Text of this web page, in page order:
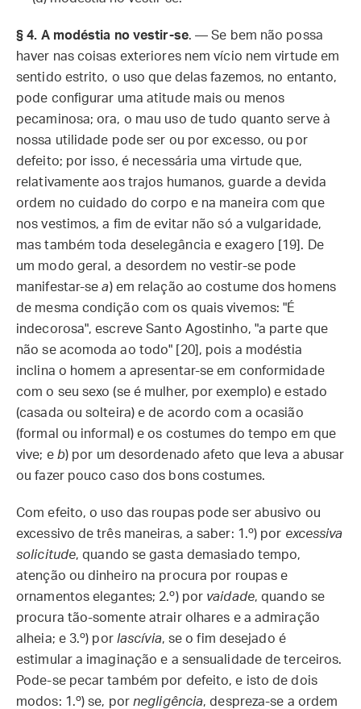
§ 4. A modéstia no vestir-se. — Se bem não possa
haver nas coisas exteriores nem vício nem virtude em
sentido estrito, o uso que delas fazemos, no entanto,
pode configurar uma atitude mais ou menos
pecaminosa; ora, o mau uso de tudo quanto serve à
nossa utilidade pode ser ou por excesso, ou por
defeito; por isso, é necessária uma virtude que,
relativamente aos trajos humanos, guarde a devida
ordem no cuidado do corpo e na maneira com que
nos vestimos, a fim de evitar não só a vulgaridade,
mas também toda deselegância e exagero [19]. De
um modo geral, a desordem no vestir-se pode
manifestar-sea) em relação ao costume dos homens
de mesma condição com os quais vivemos: "É
indecorosa", escreve Santo Agostinho, "a parte que
não se acomoda ao todo" [20], pois a modéstia
inclina o homem a apresentar-se em conformidade
com o seu sexo (se é mulher, por exemplo) e estado
(casada ou solteira) e de acordo com a ocasião
(formal ou informal) e os costumes do tempo em que
vive; e b) por um desordenado afeto que leva a abusar
ou fazer pouco caso dos bons costumes.
Com efeito, o uso das roupas pode ser abusivo ou
excessivo de três maneiras, a saber: 1.º) por excessiva
solicitude, quando se gasta demasiado tempo,
atenção ou dinheiro na procura por roupas e
ornamentos elegantes; 2.º) por vaidade, quando se
procura tão-somente atrair olhares e a admiração
alheia; e 3.º) por lascívia, se o fim desejado é
estimular a imaginação e a sensualidade de terceiros.
Pode-se pecar também por defeito, e isto de dois
modos: 1.º) se, por negligência, despreza-se a ordem